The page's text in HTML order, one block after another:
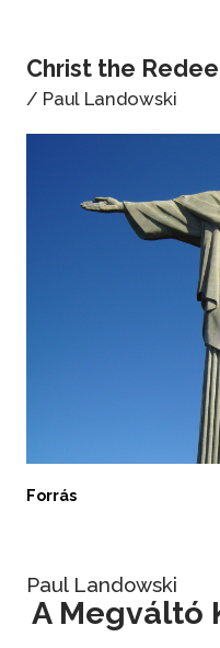
Christ the
/ Paul Landowski
Forrás
Paul Landowski
A Megváltó